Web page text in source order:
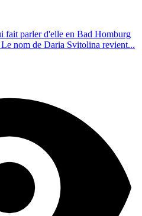
fait parler d'elle en Bad Homburg
nom de Daria Svitolina revient...